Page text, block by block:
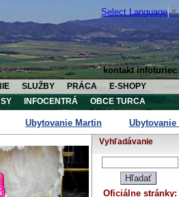
Select Language ▼
kontakt infoturiec
SLUŽBY PRÁCA
E-SHOPY
INFOCENTRÁ OBCE TURCA
Martin Ubytovanie Vrútky
Vyhľadávanie
Oficiálne stránky: